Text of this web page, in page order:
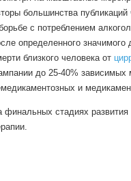
большинства
с потреблением
определенного
близкого человека от
до 25-40% зависимых
и
финальных стадиях